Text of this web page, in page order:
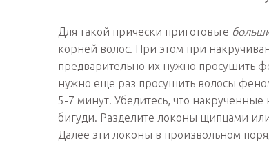
Для такой прически приготовьте
корней волос. При этом при
предварительно их нужно просушить
нужно еще раз просушить волосы
5-7 минут. Убедитесь, что накрученные
бигуди. Разделите локоны щипцами
Далее эти локоны в произвольном